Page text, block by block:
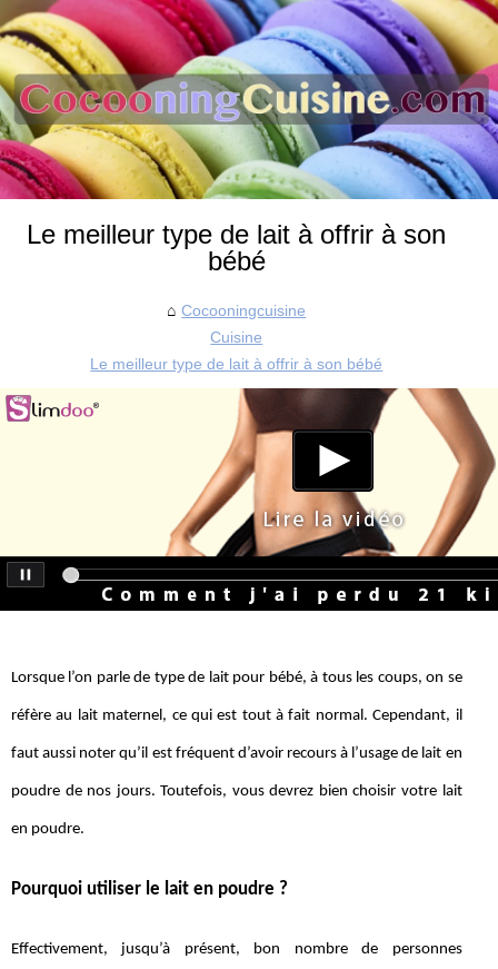
Le meilleur type de lait à offrir à son
bébé
Cocooningcuisine
Cuisine
Le meilleur type de lait à offrir à son bébé
Lorsque l’on parle de type de lait pour bébé, à tous les coups, on se
réfère au lait maternel, ce qui est tout à fait normal. Cependant, il
faut aussi noter qu’il est fréquent d’avoir recours à l’usage de lait en
poudre de nos jours. Toutefois, vous devrez bien choisir votre lait
en poudre.
Pourquoi utiliser le lait en poudre ?
Effectivement, jusqu’à présent, bon nombre de personnes